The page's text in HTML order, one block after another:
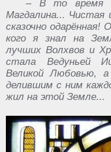
– В то время
Магдалина... Чистая
сказочно одарённая!
кого я знал на
лучших Волхвов и
стала Ведуньей
Великой Любовью,
делившим с ним
жил на этой Земле...